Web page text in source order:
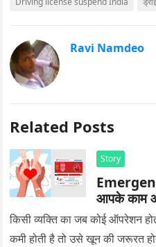
Ravi Namdeo
Related Posts
Story
आपके काम
किसी व्यक्ति का जब कोई ऑपरेशन
कमी होती है तो उसे खून की जरूरत